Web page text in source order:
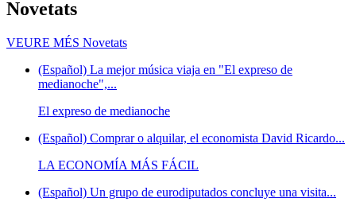
Novetats
VEURE MÉS Novetats
(Español) La mejor música viaja en "El expreso de
medianoche",...
El expreso de medianoche
(Español) Comprar o alquilar, el economista David Ricardo...
LA ECONOMÍA MÁS FÁCIL
(Español) Un grupo de eurodiputados concluye una visita...